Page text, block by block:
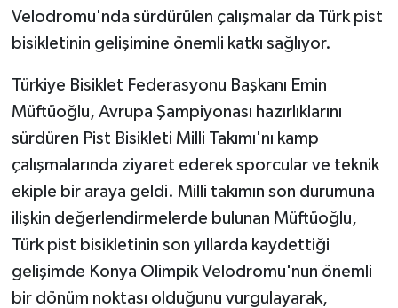
Velodromu'nda sürdürülen çalışmalar da Türk pist
bisikletinin gelişimine önemli katkı sağlıyor.
Türkiye Bisiklet Federasyonu Başkanı Emin
Müftüoğlu, Avrupa Şampiyonası hazırlıklarını
sürdüren Pist Bisikleti Milli Takımı'nı kamp
çalışmalarında ziyaret ederek sporcular ve teknik
ekiple bir araya geldi. Milli takımın son durumuna
ilişkin değerlendirmelerde bulunan Müftüoğlu,
Türk pist bisikletinin son yıllarda kaydettiği
gelişimde Konya Olimpik Velodromu'nun önemli
bir dönüm noktası olduğunu vurgulayarak,